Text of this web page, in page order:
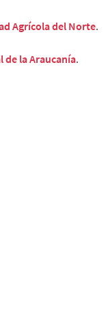
Agrícola del Norte.
de la Araucanía.